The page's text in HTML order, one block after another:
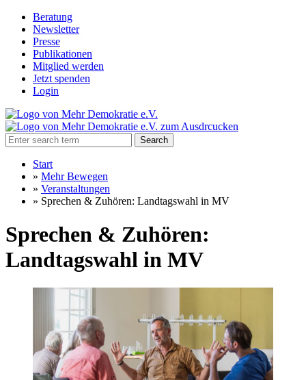
Beratung
Newsletter
Presse
Publikationen
Mitglied werden
Jetzt spenden
Login
Search
Start
» Mehr Bewegen
» Veranstaltungen
» Sprechen & Zuhören: Landtagswahl in MV
Sprechen & Zuhören:
Landtagswahl in MV